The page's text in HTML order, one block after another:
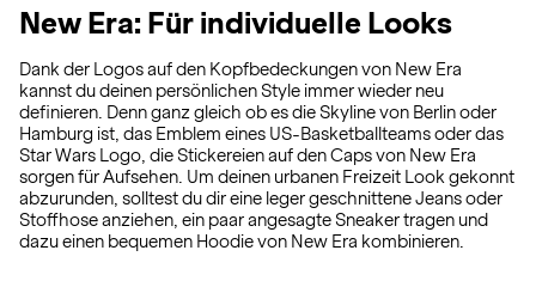
New Era: Für individuelle Looks
Dank der Logos auf den Kopfbedeckungen von New Era
kannst du deinen persönlichen Style immer wieder neu
definieren. Denn ganz gleich ob es die Skyline von Berlin oder
Hamburg ist, das Emblem eines US-Basketballteams oder das
Star Wars Logo, die Stickereien auf den Caps von New Era
sorgen für Aufsehen. Um deinen urbanen Freizeit Look gekonnt
abzurunden, solltest du dir eine leger geschnittene Jeans oder
Stoffhose anziehen, ein paar angesagte Sneaker tragen und
dazu einen bequemen Hoodie von New Era kombinieren.